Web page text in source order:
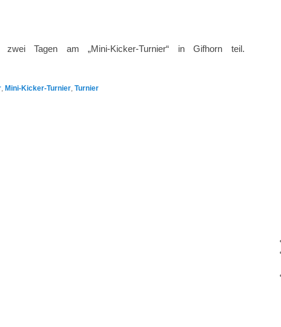
Tagen am „Mini-Kicker-Turnier“ in Gifhorn teil.
, Mini-Kicker-Turnier, Turnier